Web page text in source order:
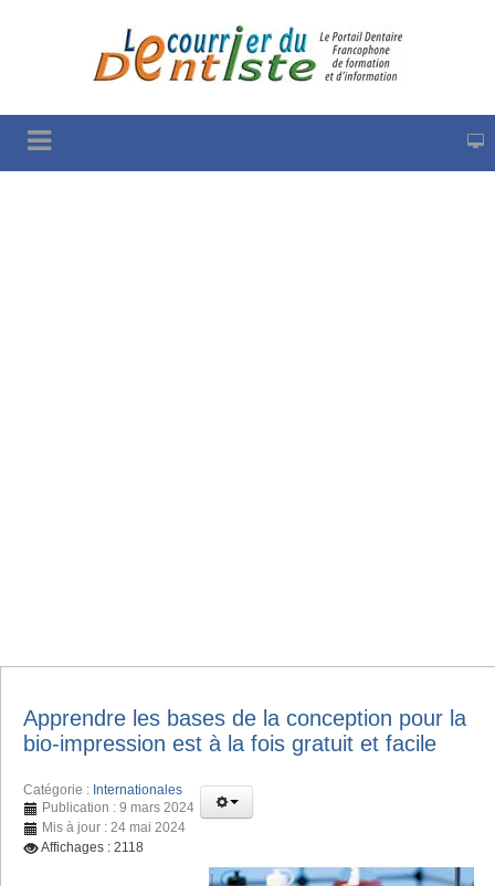
Apprendre les bases de la conception pour la
bio-impression est à la fois gratuit et facile
Catégorie : Internationales
Publication : 9 mars 2024
Mis à jour : 24 mai 2024
Affichages : 2118